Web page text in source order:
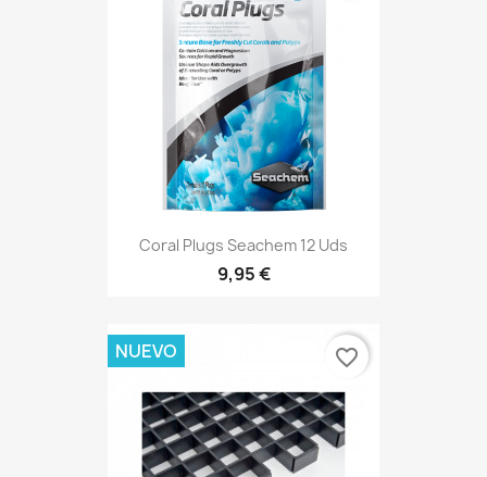
Coral Plugs Seachem 12 Uds
9,95 €
NUEVO favorite_border